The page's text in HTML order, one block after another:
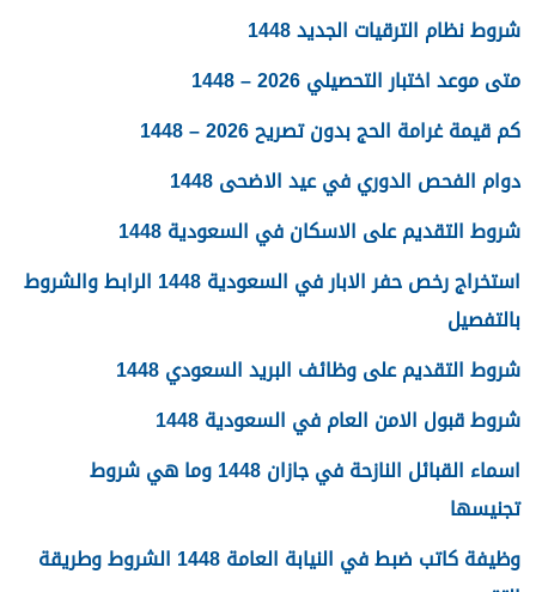
شروط نظام الترقيات الجديد 1448
متى موعد اختبار التحصيلي 2026 – 1448
كم قيمة غرامة الحج بدون تصريح 2026 – 1448
دوام الفحص الدوري في عيد الاضحى 1448
شروط التقديم على الاسكان في السعودية 1448
استخراج رخص حفر الابار في السعودية 1448 الرابط والشروط
بالتفصيل
شروط التقديم على وظائف البريد السعودي 1448
شروط قبول الامن العام في السعودية 1448
اسماء القبائل النازحة في جازان 1448 وما هي شروط
تجنيسها
وظيفة كاتب ضبط في النيابة العامة 1448 الشروط وطريقة